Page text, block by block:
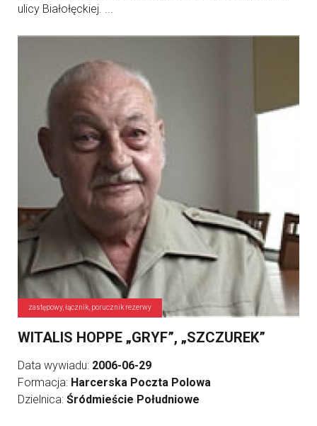
ulicy Białołęckiej. ...
zastępowy, łącznik, porucznik rezerwy
WITALIS HOPPE „GRYF”, „SZCZUREK”
Data wywiadu: 2006-06-29
Formacja: Harcerska Poczta Polowa
Dzielnica: Śródmieście Południowe